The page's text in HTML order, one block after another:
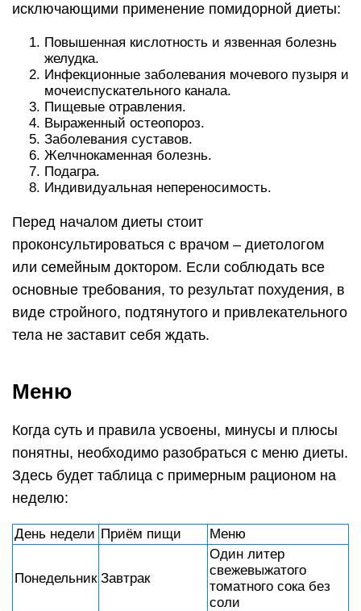
исключающими применение помидорной диеты:
Повышенная кислотность и язвенная болезнь
желудка.
Инфекционные заболевания мочевого пузыря и
мочеиспускательного канала.
Пищевые отравления.
Выраженный остеопороз.
Заболевания суставов.
Желчнокаменная болезнь.
Подагра.
Индивидуальная непереносимость.
Перед началом диеты стоит
проконсультироваться с врачом – диетологом
или семейным доктором. Если соблюдать все
основные требования, то результат похудения, в
виде стройного, подтянутого и привлекательного
тела не заставит себя ждать.
Меню
Когда суть и правила усвоены, минусы и плюсы
понятны, необходимо разобраться с меню диеты.
Здесь будет таблица с примерным рационом на
неделю:
День недели Приём пищи Меню
Понедельник Завтрак
Один литер
свежевыжатого
томатного сока без
соли